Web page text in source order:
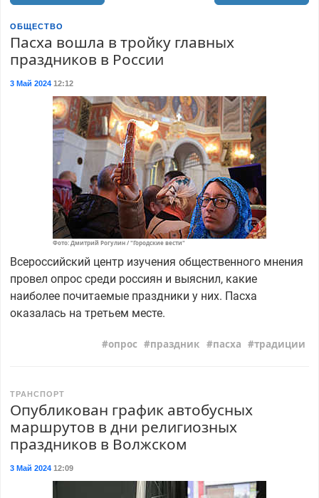
ОБЩЕСТВО
Пасха вошла в тройку главных
праздников в России
3 Май 202412:12
Фото: Дмитрий Рогулин / "Городские вести"
Всероссийский центр изучения общественного мнения
провел опрос среди россиян и выяснил, какие
наиболее почитаемые праздники у них. Пасха
оказалась на третьем месте.
опрос праздник пасха традиции
ТРАНСПОРТ
Опубликован график автобусных
маршрутов в дни религиозных
праздников в Волжском
3 Май 202412:09